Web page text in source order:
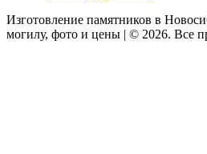
Изготовление памятников в
могилу, фото и цены | © 2026. Все